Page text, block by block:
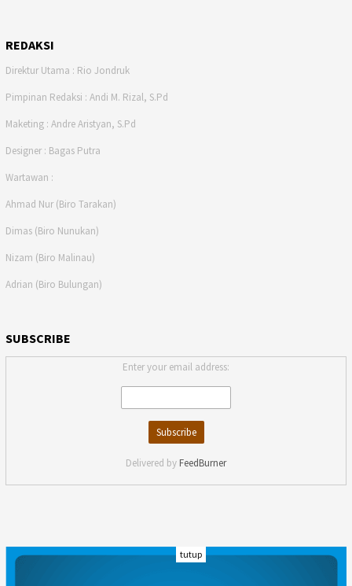
REDAKSI
Direktur Utama : Rio Jondruk
Pimpinan Redaksi : Andi M. Rizal, S.Pd
Maketing : Andre Aristyan, S.Pd
Designer : Bagas Putra
Wartawan :
Ahmad Nur (Biro Tarakan)
Dimas (Biro Nunukan)
Nizam (Biro Malinau)
Adrian (Biro Bulungan)
SUBSCRIBE
Enter your email address:
Delivered by FeedBurner
tutup